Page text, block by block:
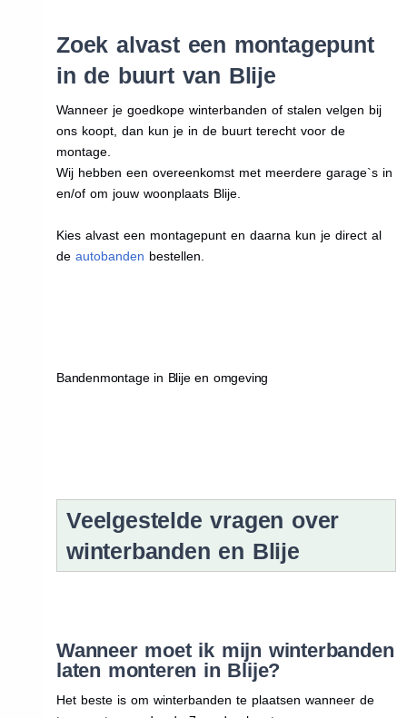
Zoek alvast een montagepunt
in de buurt van Blije
Wanneer je goedkope winterbanden of stalen velgen bij
ons koopt, dan kun je in de buurt terecht voor de
montage.
Wij hebben een overeenkomst met meerdere garage`s in
en/of om jouw woonplaats Blije.
Kies alvast een montagepunt en daarna kun je direct al
de autobanden bestellen.
Bandenmontage in Blije en omgeving
Veelgestelde vragen over
winterbanden en Blije
Wanneer moet ik mijn winterbanden
laten monteren in Blije?
Het beste is om winterbanden te plaatsen wanneer de